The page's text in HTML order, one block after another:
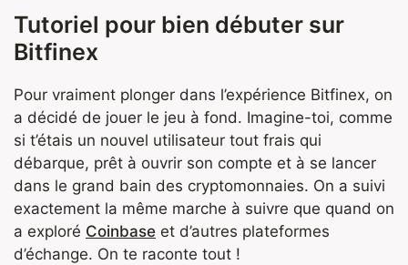
Tutoriel pour bien débuter sur
Bitfinex
Pour vraiment plonger dans l’expérience Bitfinex, on
a décidé de jouer le jeu à fond. Imagine-toi, comme
si t’étais un nouvel utilisateur tout frais qui
débarque, prêt à ouvrir son compte et à se lancer
dans le grand bain des cryptomonnaies. On a suivi
exactement la même marche à suivre que quand on
a exploré Coinbase et d’autres plateformes
d’échange. On te raconte tout !